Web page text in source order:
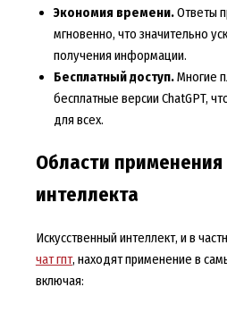
Экономия времени.Ответы
мгновенно, что значительно
получения информации.
Бесплатный доступ.Многие
бесплатные версии ChatGPT,
для всех.
Области применения
интеллекта
Искусственный интеллект, и в
чат гпт, находят применение в
включая: